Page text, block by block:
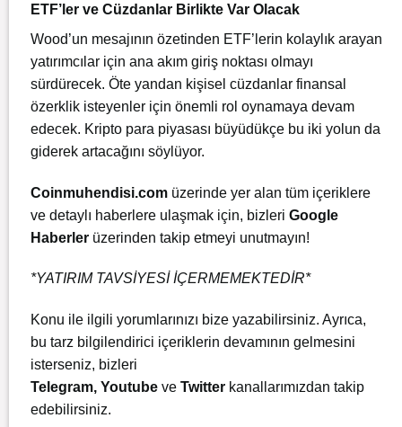
ETF’ler ve Cüzdanlar Birlikte Var Olacak
Wood’un mesajının özetinden ETF’lerin kolaylık arayan
yatırımcılar için ana akım giriş noktası olmayı
sürdürecek. Öte yandan kişisel cüzdanlar finansal
özerklik isteyenler için önemli rol oynamaya devam
edecek. Kripto para piyasası büyüdükçe bu iki yolun da
giderek artacağını söylüyor.
Coinmuhendisi.com üzerinde yer alan tüm içeriklere
ve detaylı haberlere ulaşmak için, bizleri Google
Haberler üzerinden takip etmeyi unutmayın!
*YATIRIM TAVSİYESİ İÇERMEMEKTEDİR*
Konu ile ilgili yorumlarınızı bize yazabilirsiniz. Ayrıca,
bu tarz bilgilendirici içeriklerin devamının gelmesini
isterseniz, bizleri
Telegram, Youtube ve Twitter kanallarımızdan takip
edebilirsiniz.